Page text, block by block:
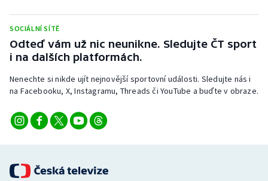
Stolní tenis
Triatlon
Veslování
Ostatní
SOCIÁLNÍ SÍTĚ
Odteď vám už nic neunikne. Sledujte ČT sport
i na dalších platformách.
Nenechte si nikde ujít nejnovější sportovní události. Sledujte nás i
na Facebooku, X, Instagramu, Threads či YouTube a buďte v obraze.